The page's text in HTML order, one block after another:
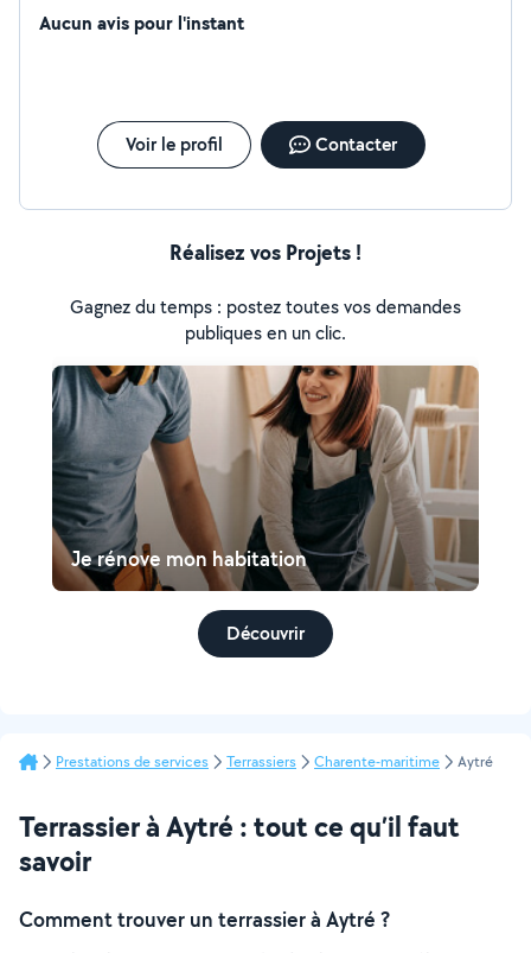
Aucun avis pour l'instant
Voir le profil Contacter
Réalisez vos Projets !
Gagnez du temps : postez toutes vos demandes
publiques en un clic.
Je rénove mon habitation
Découvrir
Prestations de services Terrassiers Charente-maritime Aytré
Terrassier à Aytré : tout ce qu’il faut
savoir
Comment trouver un terrassier à Aytré ?